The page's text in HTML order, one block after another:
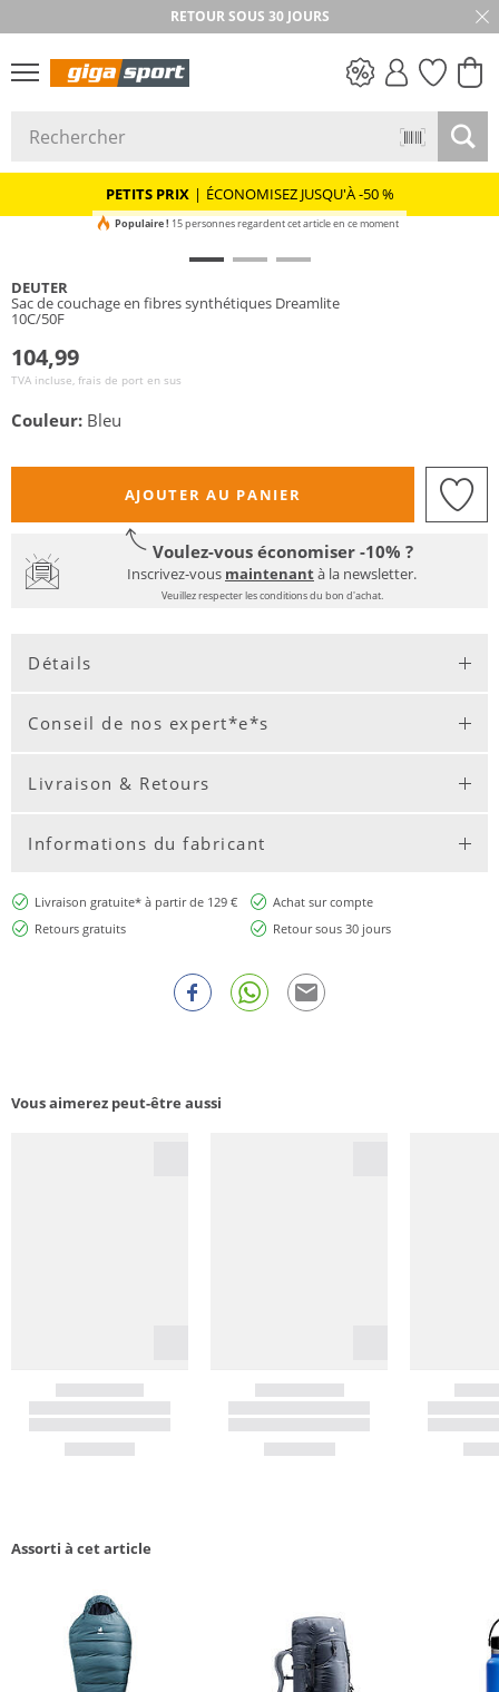
RETOUR SOUS 30 JOURS
PETITS PRIX | ÉCONOMISEZ JUSQU'À -50 %
Populaire ! 15 personnes regardent cet article en ce moment
DEUTER
Sac de couchage en fibres synthétiques Dreamlite
10C/50F
104,99
TVA incluse, frais de port en sus
Couleur: Bleu
AJOUTER AU PANIER
Voulez-vous économiser -10% ?
Inscrivez-vous maintenantà la newsletter.
Veuillez respecter les conditions du bon d'achat.
Détails
Conseil de nos expert*e*s
Livraison & Retours
Informations du fabricant
Livraison gratuite* à partir de 129 €
Achat sur compte
Retours gratuits
Retour sous 30 jours
Vous aimerez peut-être aussi
Assorti à cet article